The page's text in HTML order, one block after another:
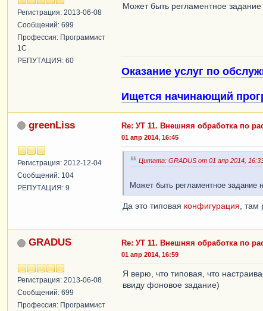
строкаКоманды.
КонецФункции
Регистрация: 2013-06-08
Сообщений: 699
Профессия: Программист
1С
РЕПУТАЦИЯ: 60
Может быть регламентное
Оказание услуг по
Ищется начинающий
greenLiss
Регистрация: 2012-12-04
Сообщений: 104
РЕПУТАЦИЯ: 9
Re: УТ 11. Внешняя обработка по
01 апр 2014, 16:45
Цитата: GRADUS от 01 апр 2014,
Может быть регламентное задание
Да это типовая конфигурация ,
GRADUS
Регистрация: 2013-06-08
Сообщений: 699
Профессия: Программист
Re: УТ 11. Внешняя обработка по
01 апр 2014, 16:59
Я верю, что типовая, что
ввиду фоновое задание)